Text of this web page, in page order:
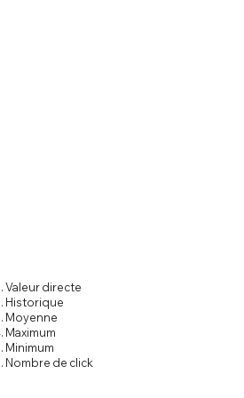
Valeur directe
Historique
Moyenne
Maximum
Minimum
Nombre de click